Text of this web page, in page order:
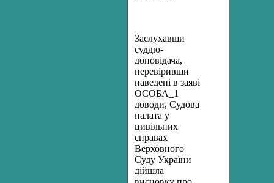
Заслухавши
суддю-
доповідача,
перевіривши
наведені в заяві
ОСОБА_1
доводи, Судова
палата у
цивільних
справах
Верховного
Суду України
дійшла